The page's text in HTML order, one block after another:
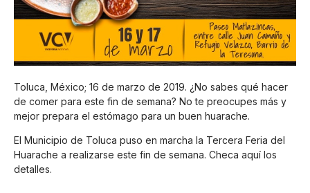
Toluca, México; 16 de marzo de 2019. ¿No sabes qué hacer
de comer para este fin de semana? No te preocupes más y
mejor prepara el estómago para un buen huarache.
El Municipio de Toluca puso en marcha la Tercera Feria del
Huarache a realizarse este fin de semana. Checa aquí los
detalles.